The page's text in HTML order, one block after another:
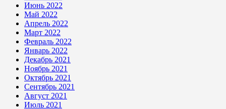
Июнь 2022
Май 2022
Апрель 2022
Март 2022
Февраль 2022
Январь 2022
Декабрь 2021
Ноябрь 2021
Октябрь 2021
Сентябрь 2021
Август 2021
Июль 2021